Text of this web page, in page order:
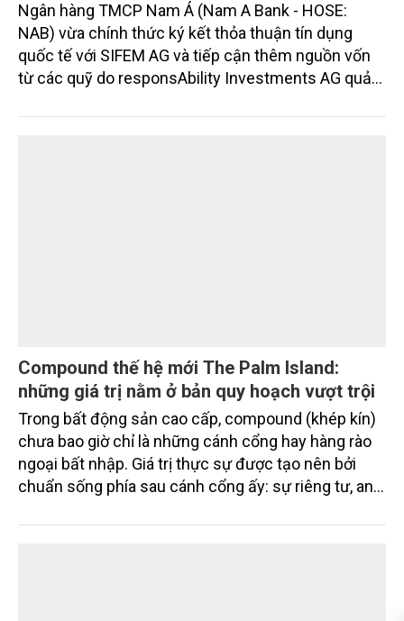
Ngân hàng TMCP Nam Á (Nam A Bank - HOSE:
NAB) vừa chính thức ký kết thỏa thuận tín dụng
quốc tế với SIFEM AG và tiếp cận thêm nguồn vốn
từ các quỹ do responsAbility Investments AG quản
thu hút thành công từ đầu năm đến nay lên gần 350
Compound thế hệ mới The Palm Island:
những giá trị nằm ở bản quy hoạch vượt trội
Trong bất động sản cao cấp, compound (khép kín)
chưa bao giờ chỉ là những cánh cổng hay hàng rào
ngoại bất nhập. Giá trị thực sự được tạo nên bởi
chuẩn sống phía sau cánh cổng ấy: sự riêng tư, an
vụ được thiết kế dành riêng cho họ.